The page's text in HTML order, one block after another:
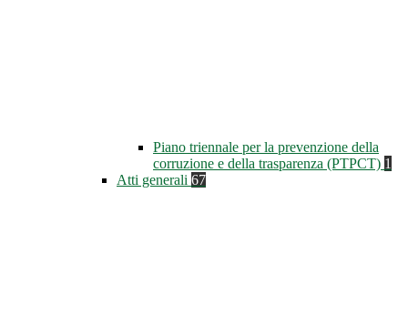
Piano triennale per la prevenzione della
corruzione e della trasparenza (PTPCT) 1
Atti generali 67